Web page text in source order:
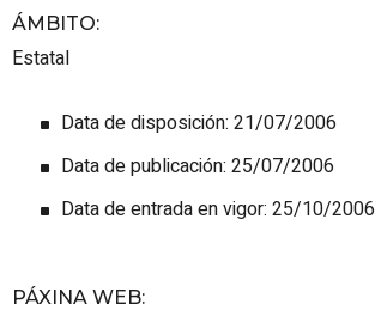
ÁMBITO:
Estatal
Data de disposición: 21/07/2006
Data de publicación: 25/07/2006
Data de entrada en vigor: 25/10/2006
PÁXINA WEB: